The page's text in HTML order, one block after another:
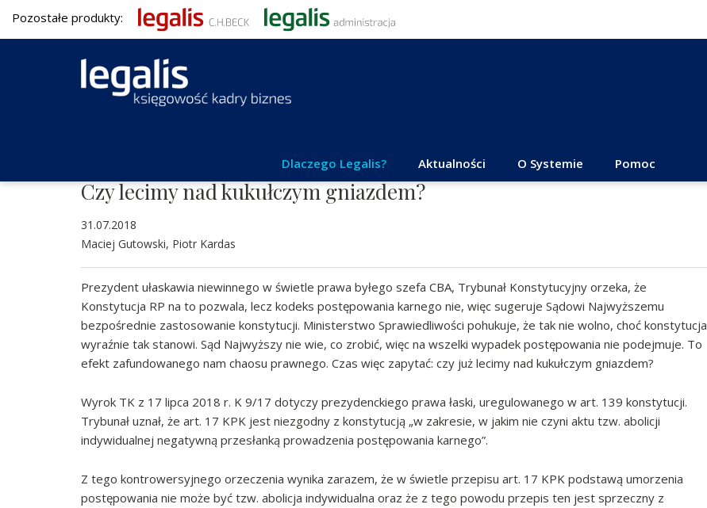
Pozostałe produkty:
Dlaczego Legalis? Aktualności O Systemie Pomoc
Czy lecimy nad kukułczym gniazdem?
31.07.2018
Maciej Gutowski, Piotr Kardas
Prezydent ułaskawia niewinnego w świetle prawa byłego szefa CBA, Trybunał Konstytucyjny orzeka, że
Konstytucja RP na to pozwala, lecz kodeks postępowania karnego nie, więc sugeruje Sądowi Najwyższemu
bezpośrednie zastosowanie konstytucji. Ministerstwo Sprawiedliwości pohukuje, że tak nie wolno, choć konstytucja
wyraźnie tak stanowi. Sąd Najwyższy nie wie, co zrobić, więc na wszelki wypadek postępowania nie podejmuje. To
efekt zafundowanego nam chaosu prawnego. Czas więc zapytać: czy już lecimy nad kukułczym gniazdem?
Wyrok TK z 17 lipca 2018 r. K 9/17 dotyczy prezydenckiego prawa łaski, uregulowanego w art. 139 konstytucji.
Trybunał uznał, że art. 17 KPK jest niezgodny z konstytucją „w zakresie, w jakim nie czyni aktu tzw. abolicji
indywidualnej negatywną przesłanką prowadzenia postępowania karnego”.
Z tego kontrowersyjnego orzeczenia wynika zarazem, że w świetle przepisu art. 17 KPK podstawą umorzenia
postępowania nie może być tzw. abolicja indywidualna oraz że z tego powodu przepis ten jest sprzeczny z